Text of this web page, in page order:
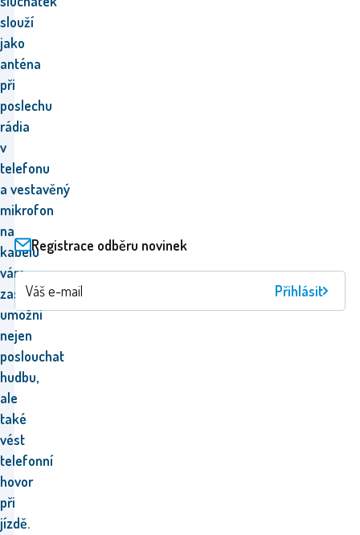
slouží
jako
anténa
při
poslechu
rádia
v
telefonu
a vestavěný
mikrofon
na
kabelu
vám
zase
umožní
nejen
poslouchat
hudbu,
ale
také
vést
telefonní
hovor
při
jízdě.
Registrace odběru novinek
Přihlásit